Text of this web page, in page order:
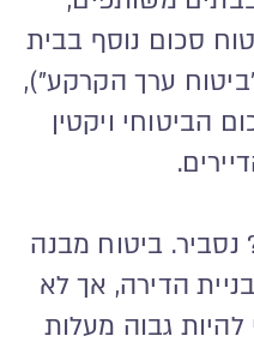
סכום נוסף בבית
ערך הקרקע"),
הביטוחי ויקטין
ביטוח מבנה
הדירה, אך לא
גבוה מעלות